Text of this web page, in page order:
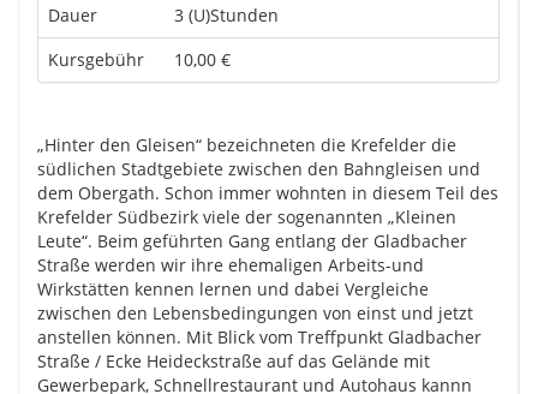
Dauer
3 (U)Stunden
Kursgebühr
10,00 €
„Hinter den Gleisen“ bezeichneten die Krefelder die
südlichen Stadtgebiete zwischen den Bahngleisen und
dem Obergath. Schon immer wohnten in diesem Teil des
Krefelder Südbezirk viele der sogenannten „Kleinen
Leute“. Beim geführten Gang entlang der Gladbacher
Straße werden wir ihre ehemaligen Arbeits-und
Wirkstätten kennen lernen und dabei Vergleiche
zwischen den Lebensbedingungen von einst und jetzt
anstellen können. Mit Blick vom Treffpunkt Gladbacher
Straße / Ecke Heideckstraße auf das Gelände mit
Gewerbepark, Schnellrestaurant und Autohaus kannn